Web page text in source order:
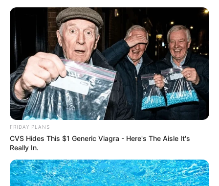
HOME
FRIDAY PLANS
CVS Hides This $1 Generic Viagra - Here's The Aisle It's
Really In.